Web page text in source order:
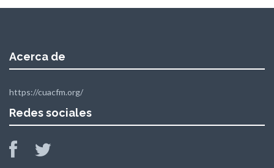
Acerca de
https://cuacfm.org/
Redes sociales